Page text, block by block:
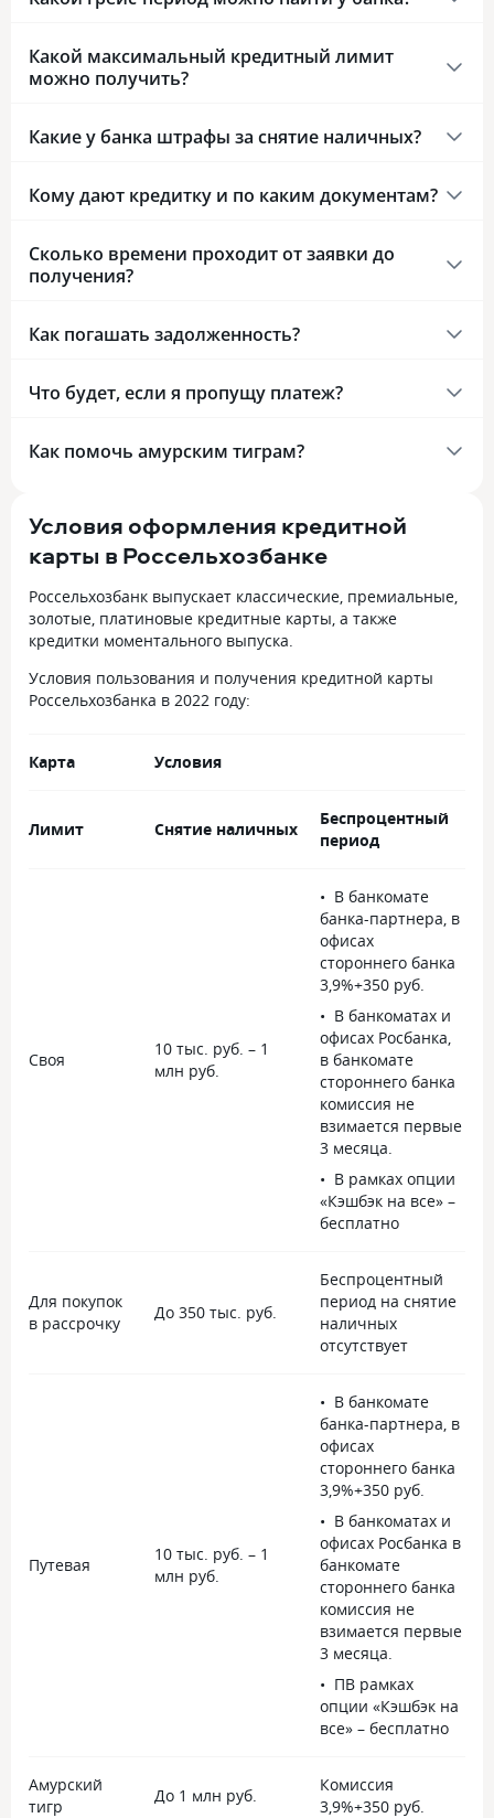
Какой максимальный кредитный лимит
можно получить?
Какие у банка штрафы за снятие наличных?
Кому дают кредитку и по каким документам?
Сколько времени проходит от заявки до
получения?
Как погашать задолженность?
Что будет, если я пропущу платеж?
Как помочь амурским тиграм?
Условия оформления кредитной
карты в Россельхозбанке
Россельхозбанк выпускает классические, премиальные,
золотые, платиновые кредитные карты, а также
кредитки моментального выпуска.
Условия пользования и получения кредитной карты
Россельхозбанка в 2022 году:
Карта Условия
Лимит Снятие наличных
Беспроцентный
период
Своя
10 тыс. руб. – 1
млн руб.
В банкомате
банка-партнера, в
офисах
стороннего банка
3,9%+350 руб.
В банкоматах и
офисах Росбанка,
в банкомате
стороннего банка
комиссия не
взимается первые
3 месяца.
В рамках опции
«Кэшбэк на все» –
бесплатно
Для покупок
в рассрочку
До 350 тыс. руб.
Беспроцентный
период на снятие
наличных
отсутствует
Путевая
10 тыс. руб. – 1
млн руб.
В банкомате
банка-партнера, в
офисах
стороннего банка
3,9%+350 руб.
В банкоматах и
офисах Росбанка в
банкомате
стороннего банка
комиссия не
взимается первые
3 месяца.
ПВ рамках
опции «Кэшбэк на
все» – бесплатно
Амурский
тигр
До 1 млн руб.
Комиссия
3,9%+350 руб.